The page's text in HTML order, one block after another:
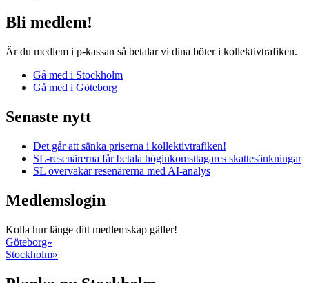
Bli medlem!
Är du medlem i p-kassan så betalar vi dina böter i kollektiv­trafiken.
Gå med i Stockholm
Gå med i Göteborg
Senaste nytt
Det går att sänka priserna i kollektivtrafiken!
SL-resenärerna får betala höginkomsttagares skattesänkningar
SL övervakar resenärerna med AI-analys
Medlemslogin
Kolla hur länge ditt medlemskap gäller!
Göteborg»
Stockholm»